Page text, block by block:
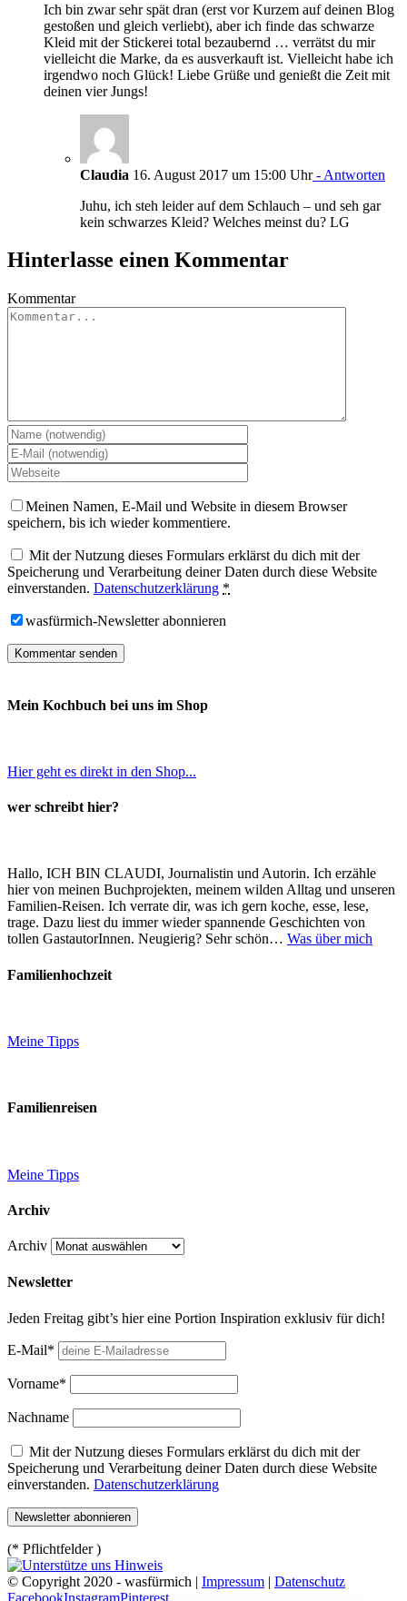
Ich bin zwar sehr spät dran (erst vor Kurzem auf deinen Blog
gestoßen und gleich verliebt), aber ich finde das schwarze
Kleid mit der Stickerei total bezaubernd … verrätst du mir
vielleicht die Marke, da es ausverkauft ist. Vielleicht habe ich
irgendwo noch Glück! Liebe Grüße und genießt die Zeit mit
deinen vier Jungs!
Claudia 16. August 2017 um 15:00 Uhr- Antworten
Juhu, ich steh leider auf dem Schlauch – und seh gar
kein schwarzes Kleid? Welches meinst du? LG
Hinterlasse einen Kommentar
Kommentar
Meinen Namen, E-Mail und Website in diesem Browser
speichern, bis ich wieder kommentiere.
Mit der Nutzung dieses Formulars erklärst du dich mit der
Speicherung und Verarbeitung deiner Daten durch diese Website
einverstanden. Datenschutzerklärung *
wasfürmich-Newsletter abonnieren
Mein Kochbuch bei uns im Shop
Hier geht es direkt in den Shop...
wer schreibt hier?
Hallo, ICH BIN CLAUDI, Journalistin und Autorin. Ich erzähle
hier von meinen Buchprojekten, meinem wilden Alltag und unseren
Familien-Reisen. Ich verrate dir, was ich gern koche, esse, lese,
trage. Dazu liest du immer wieder spannende Geschichten von
tollen GastautorInnen. Neugierig? Sehr schön… Was über mich
Familienhochzeit
Meine Tipps
Familienreisen
Meine Tipps
Archiv
Archiv
Newsletter
Jeden Freitag gibt’s hier eine Portion Inspiration exklusiv für dich!
E-Mail*
Vorname*
Nachname
Mit der Nutzung dieses Formulars erklärst du dich mit der
Speicherung und Verarbeitung deiner Daten durch diese Website
einverstanden. Datenschutzerklärung
(* Pflichtfelder )
© Copyright 2020 - wasfürmich | Impressum | Datenschutz
FacebookInstagramPinterest